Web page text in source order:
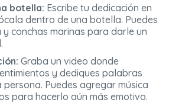
botella: Escribe tu dedicación en
dentro de una botella. Puedes
conchas marinas para darle un
Graba un video donde
y dediques palabras
persona. Puedes agregar música
para hacerlo aún más emotivo.